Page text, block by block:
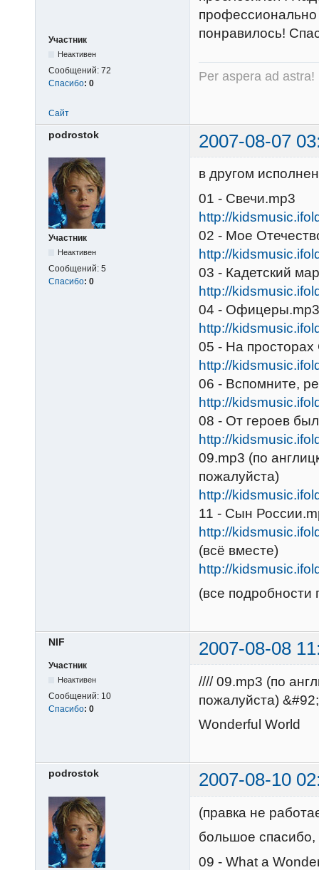
Участник
Неактивен
Сообщений: 72
Спасибо: 0
понравилось!
Per aspera ad astra!
Сайт
podrostok 2007-08-07
Участник
Неактивен
Сообщений: 5
Спасибо: 0
в другом
01 - Свечи.mp3
http://
02 - Мое
http://
03 - Кадетский
http://
04 - Офицеры.mp3
http://
05 - На
http://
06 - Вспомните,
http://
08 - От героев
http://
09.mp3 (по
пожалуйста)
http://
11 - Сын
http://
(всё вместе)
http://
(все подробности
NIF 2007-08-08
Участник
Неактивен
Сообщений: 10
Спасибо: 0
//// 09.mp3 (по
пожалуйста)
Wonderful World
podrostok 2007-08-10
(правка не
большое спасибо,
09 - What a